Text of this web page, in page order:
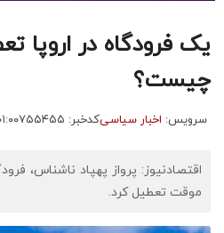
یک فرودگاه در اروپا
چیست؟
سرویس: اخبار سیاسیکدخبر: ۷۵۵۴۵۵
اقتصادنیوز: پرواز پهپاد ناشناس،
موقت تعطیل کرد.